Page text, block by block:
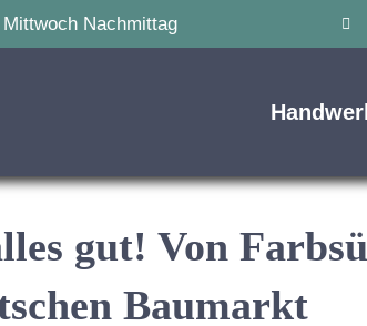
Nachmittag
gut! Von
Baumarkt